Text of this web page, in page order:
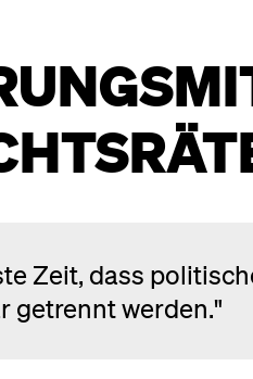
Zeit, dass
getrennt werden."